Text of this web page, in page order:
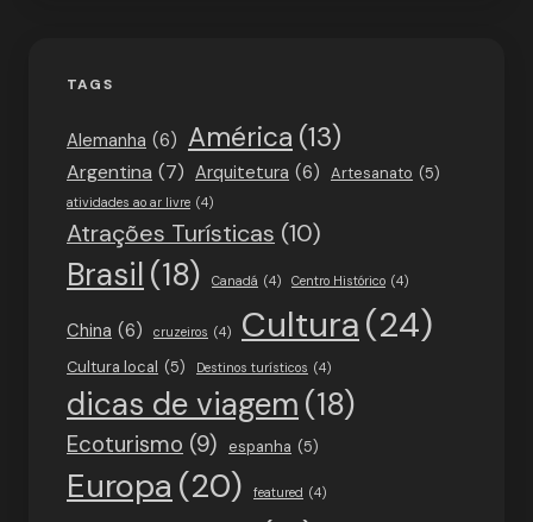
TAGS
Alemanha (6) América (13)
Argentina (7) Arquitetura (6) Artesanato (5)
atividades ao ar livre (4)
Atrações Turísticas (10)
Brasil (18) Canadá (4) Centro Histórico (4)
China (6) cruzeiros (4) Cultura(24)
Cultura local (5) Destinos turísticos (4)
dicas de viagem (18)
Ecoturismo (9) espanha (5)
Europa (20) featured (4)